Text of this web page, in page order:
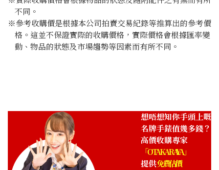
不同。
※參考收購價是根據本公司拍賣交易紀錄等推算出的參考價
格。這並不保證實際的收購價格，實際價格會根據匯率變
動、物品的狀態及市場趨勢等因素而有所不同。
想唔想知你手頭上嘅
名牌手錶值幾多錢？
高價收購專家
「OTAKARAYA」
提供免費估價